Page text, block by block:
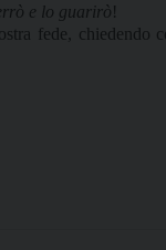
e lo guarirò!
fede, chiedendo